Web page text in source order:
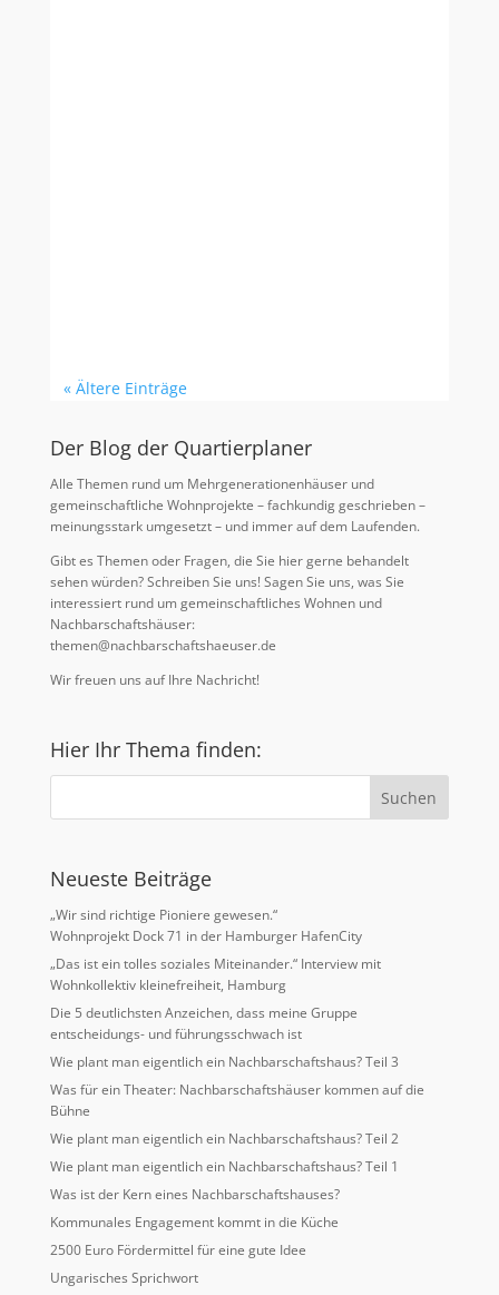
« Ältere Einträge
Der Blog der Quartierplaner
Alle Themen rund um Mehrgenerationenhäuser und
gemeinschaftliche Wohnprojekte – fachkundig geschrieben –
meinungsstark umgesetzt – und immer auf dem Laufenden.
Gibt es Themen oder Fragen, die Sie hier gerne behandelt
sehen würden? Schreiben Sie uns! Sagen Sie uns, was Sie
interessiert rund um gemeinschaftliches Wohnen und
Nachbarschaftshäuser:
themen@nachbarschaftshaeuser.de
Wir freuen uns auf Ihre Nachricht!
Hier Ihr Thema finden:
Neueste Beiträge
„Wir sind richtige Pioniere gewesen.“
Wohnprojekt Dock 71 in der Hamburger HafenCity
„Das ist ein tolles soziales Miteinander.“ Interview mit
Wohnkollektiv kleinefreiheit, Hamburg
Die 5 deutlichsten Anzeichen, dass meine Gruppe
entscheidungs- und führungsschwach ist
Wie plant man eigentlich ein Nachbarschaftshaus? Teil 3
Was für ein Theater: Nachbarschaftshäuser kommen auf die
Bühne
Wie plant man eigentlich ein Nachbarschaftshaus? Teil 2
Wie plant man eigentlich ein Nachbarschaftshaus? Teil 1
Was ist der Kern eines Nachbarschaftshauses?
Kommunales Engagement kommt in die Küche
2500 Euro Fördermittel für eine gute Idee
Ungarisches Sprichwort